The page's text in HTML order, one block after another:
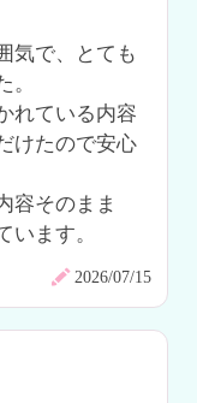
気で、とても
れている内容
けたので安心
容そのまま
ます。
2026/07/15